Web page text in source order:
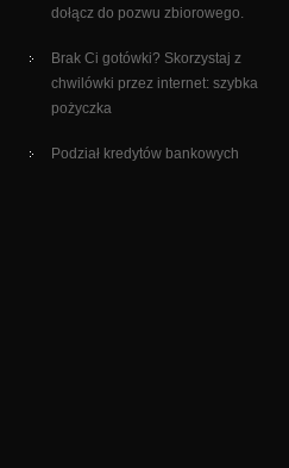
dołącz do pozwu zbiorowego.
Brak Ci gotówki? Skorzystaj z
chwilówki przez internet: szybka
pożyczka
Podział kredytów bankowych